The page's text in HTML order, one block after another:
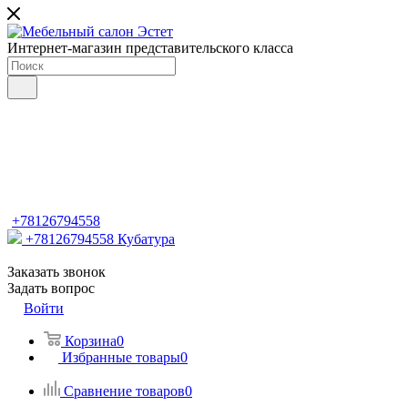
Интернет-магазин представительского класса
+78126794558
+78126794558 Кубатура
Заказать звонок
Задать вопрос
Войти
Корзина0
Избранные товары0
Сравнение товаров0